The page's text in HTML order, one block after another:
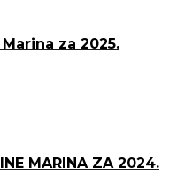
za 2025.
MARINA ZA 2024.